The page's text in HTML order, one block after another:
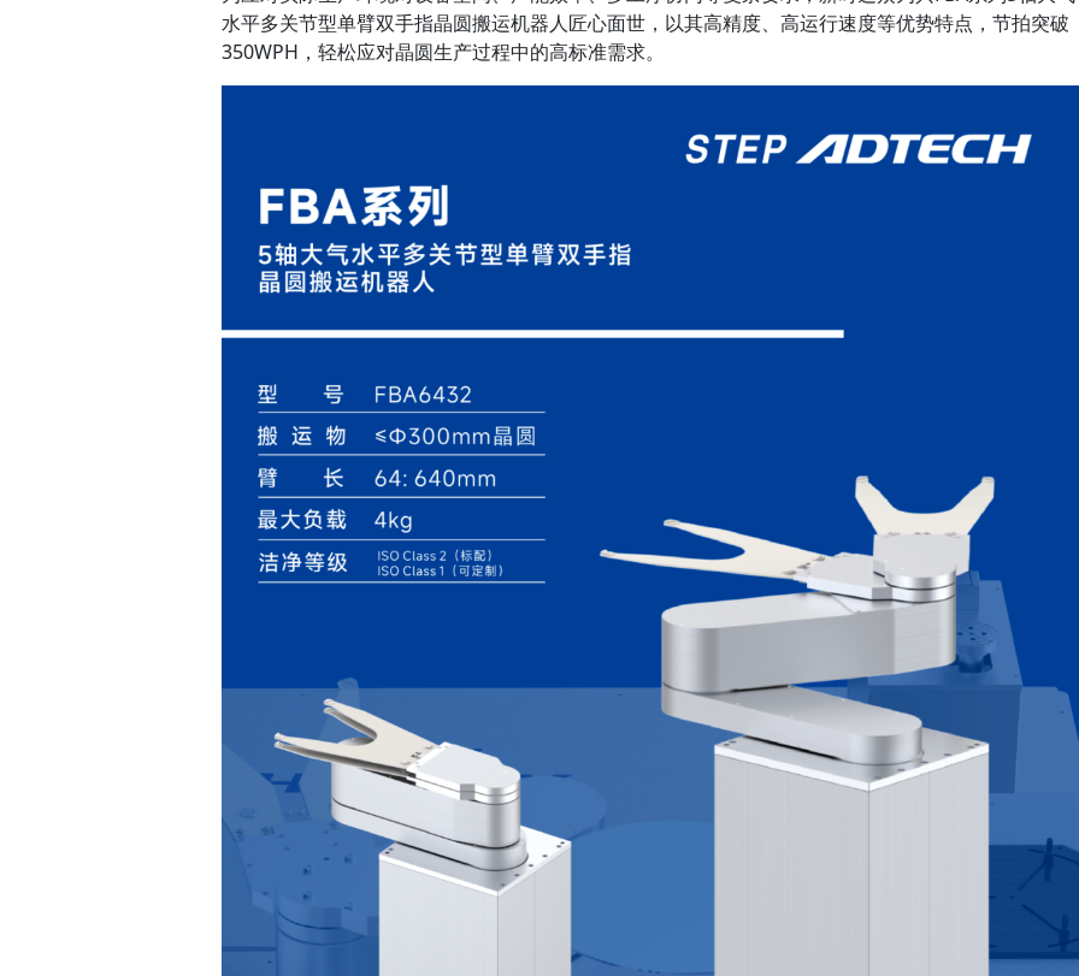
水平多关节型单臂双手指晶圆搬运机器人匠心面世，以其高精度、高运行速度等优势特点，节拍突破
350WPH，轻松应对晶圆生产过程中的高标准需求。